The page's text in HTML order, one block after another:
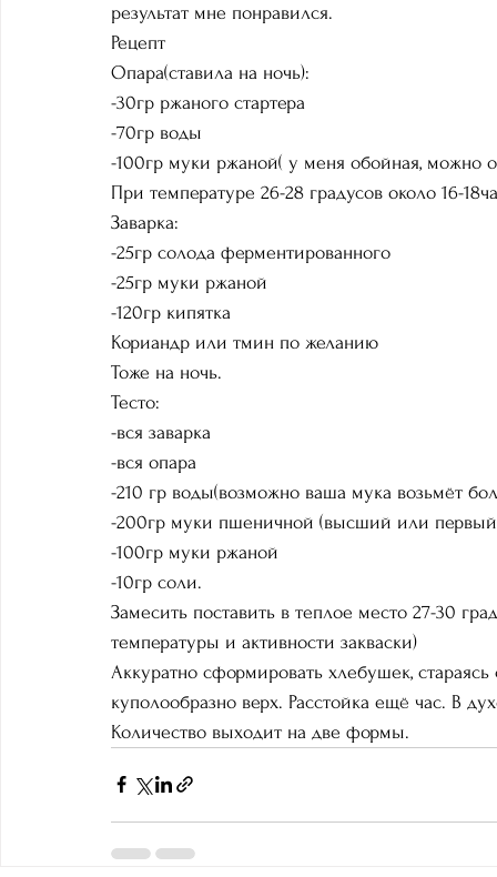
результат мне понравился.
Рецепт
Опара(ставила на ночь):
-30гр ржаного стартера
-70гр воды
-100гр муки ржаной( у меня обойная, можно
При температуре 26-28 градусов около 16-
Заварка:
-25гр солода ферментированного
-25гр муки ржаной
-120гр кипятка
Кориандр или тмин по желанию
Тоже на ночь.
Тесто:
-вся заварка
-вся опара
-210 гр воды(возможно ваша мука возьмёт
-200гр муки пшеничной (высший или первый
-100гр муки ржаной
-10гр соли.
Замесить поставить в теплое место 27-30
температуры и активности закваски)
Аккуратно сформировать хлебушек,
куполообразно верх. Расстойка ещё час. В
Количество выходит на две формы.